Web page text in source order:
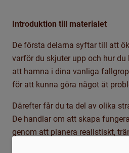
Introduktion till materialet
De första delarna syftar till att
varför du skjuter upp och hur
att hamna i dina vanliga
för att kunna göra något åt
Därefter får du ta del av olika
De handlar om att skapa
genom att planera realistiskt,